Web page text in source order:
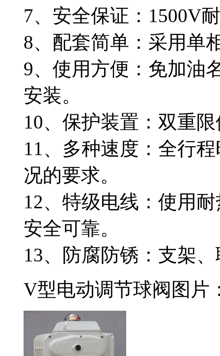
7、安全保证：1500V
8、配套简单：采用单
9、使用方便：免加油
安装。
10、保护装置：双重
11、多种速度：全行
况的要求。
12、特级电线：使用
安全可靠。
13、防腐防锈：支架
V型电动调节球阀图片